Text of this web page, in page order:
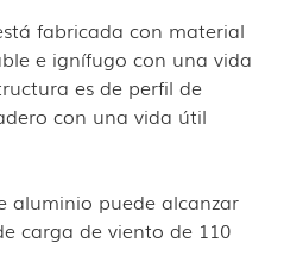
fabricada con material
e ignífugo con una vida
es de perfil de
con una vida útil
aluminio puede alcanzar
carga de viento de 110